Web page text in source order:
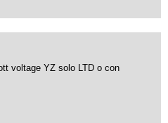
voltage YZ solo LTD o con